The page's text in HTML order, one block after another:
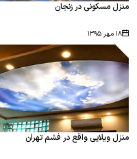
منزل مسکونی در زنجان
۱۸ مهر ۱۳۹۵
منزل ویلایی واقع در فشم تهران